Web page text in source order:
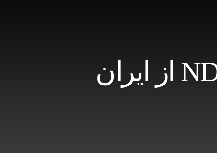
تجربه های خروج از بدن یا شبه NDE از ایران